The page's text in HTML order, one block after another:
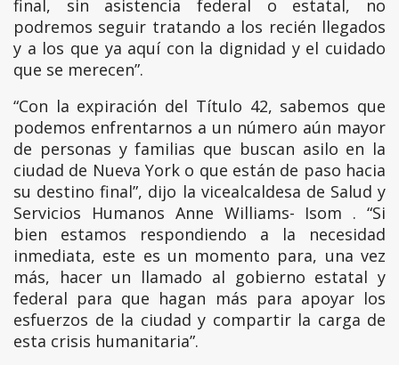
final, sin asistencia federal o estatal, no
podremos seguir tratando a los recién llegados
y a los que ya aquí con la dignidad y el cuidado
que se merecen”.
“Con la expiración del Título 42, sabemos que
podemos enfrentarnos a un número aún mayor
de personas y familias que buscan asilo en la
ciudad de Nueva York o que están de paso hacia
su destino final”, dijo la vicealcaldesa de Salud y
Servicios Humanos Anne Williams- Isom . “Si
bien estamos respondiendo a la necesidad
inmediata, este es un momento para, una vez
más, hacer un llamado al gobierno estatal y
federal para que hagan más para apoyar los
esfuerzos de la ciudad y compartir la carga de
esta crisis humanitaria”.